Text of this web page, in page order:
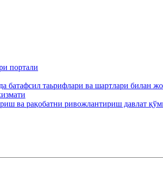
портали
батафсил таьрифлари ва шартлари билан
ва рақобатни ривожлантириш давлат